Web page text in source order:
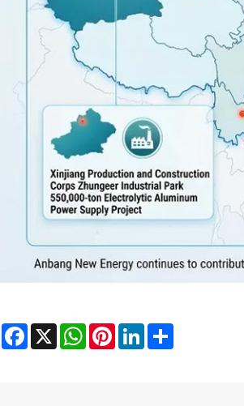
Facebook
X WhatsApp
Pinterest
LinkedIn